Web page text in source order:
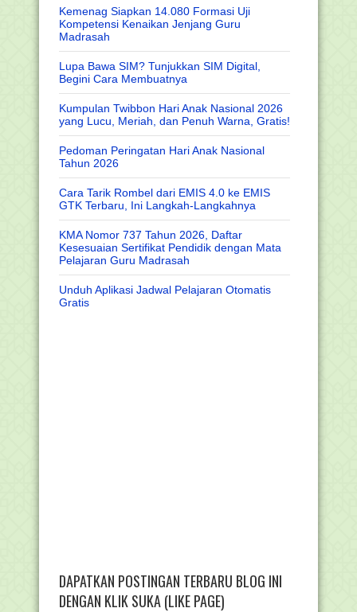
Kemenag Siapkan 14.080 Formasi Uji
Kompetensi Kenaikan Jenjang Guru
Madrasah
Lupa Bawa SIM? Tunjukkan SIM Digital,
Begini Cara Membuatnya
Kumpulan Twibbon Hari Anak Nasional 2026
yang Lucu, Meriah, dan Penuh Warna, Gratis!
Pedoman Peringatan Hari Anak Nasional
Tahun 2026
Cara Tarik Rombel dari EMIS 4.0 ke EMIS
GTK Terbaru, Ini Langkah-Langkahnya
KMA Nomor 737 Tahun 2026, Daftar
Kesesuaian Sertifikat Pendidik dengan Mata
Pelajaran Guru Madrasah
Unduh Aplikasi Jadwal Pelajaran Otomatis
Gratis
DAPATKAN POSTINGAN TERBARU BLOG INI
DENGAN KLIK SUKA (LIKE PAGE)